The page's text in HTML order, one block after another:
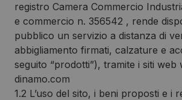
registro Camera Commercio
e commercio n. 356542 , rende
pubblico un servizio a distanza di
abbigliamento firmati, calzature e
seguito “prodotti”), tramite i siti web
dinamo.com
1.2 L’uso del sito, i beni proposti e i